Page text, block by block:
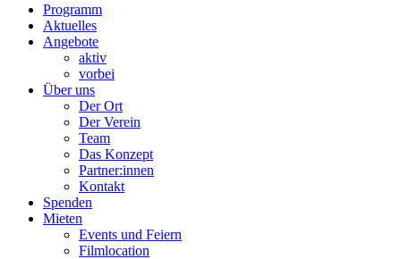
Programm
Aktuelles
Angebote
aktiv
vorbei
Über uns
Der Ort
Der Verein
Team
Das Konzept
Partner:innen
Kontakt
Spenden
Mieten
Events und Feiern
Filmlocation